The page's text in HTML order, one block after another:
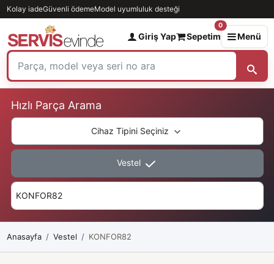
Kolay iadeGüvenli ödemeModel uyumluluk desteği
Giriş Yap Sepetim
0
Menü
Hızlı Parça Arama
Cihaz Tipini Seçiniz
Vestel
Anasayfa Vestel KONFOR82